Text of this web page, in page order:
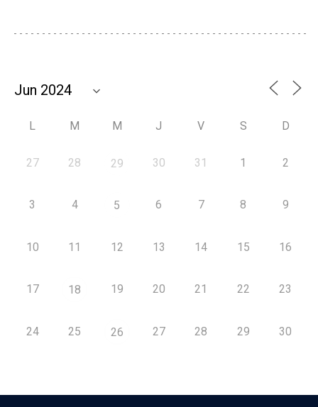
L M M J V S D
27 28 29 30 31 1 2
3 4 5 6 7 8 9
10 11 12 13 14 15 16
17 18 19 20 21 22 23
24 25 26 27 28 29 30